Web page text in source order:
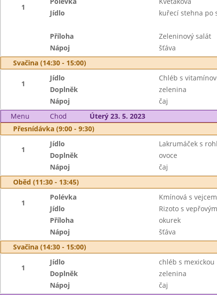
1
Jídlo
kuřecí stehna po
Příloha
Zeleninový salát
Nápoj
šťáva
Svačina (14:30 - 15:00)
1
Jídlo
Chléb s
Doplněk
zelenina
Nápoj
čaj
Menu
Chod
Úterý 23. 5. 2023
Přesnídávka (9:00 - 9:30)
1
Jídlo
Lakrumáček s
Doplněk
ovoce
Nápoj
čaj
Oběd (11:30 - 13:45)
1
Polévka
Kmínová s vejcem
Jídlo
Rizoto s
Příloha
okurek
Nápoj
šťáva
Svačina (14:30 - 15:00)
1
Jídlo
chléb s mexickou
Doplněk
zelenina
Nápoj
čaj